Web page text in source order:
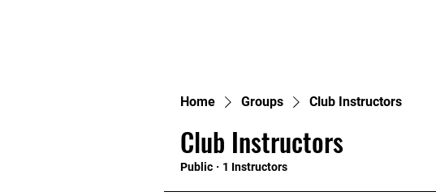
Home Groups Club Instructors
Club Instructors
Public · 1 Instructors